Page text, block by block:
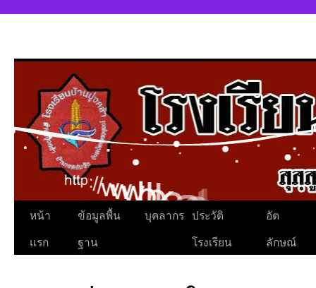
หน้า
แรก
ข้อมูลพื้น
ฐาน
บุคลากร ประวัติ
โรงเรียน
อัต
ลักษณ์